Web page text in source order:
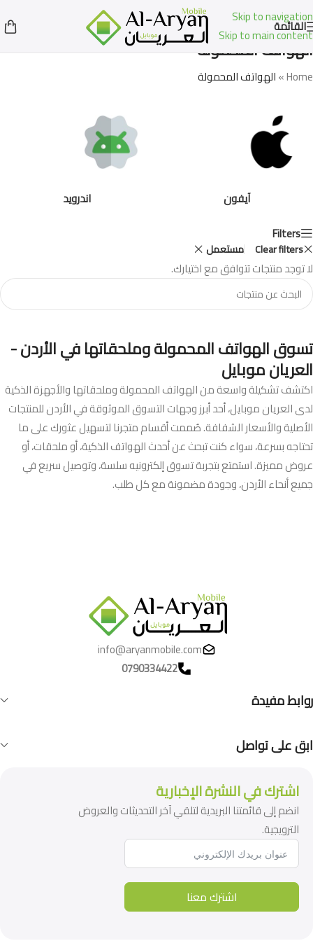
Skip to navigation
Skip to main content
القائمة
الهواتف المحمولة
Home
»الهواتف المحمولة
آيفون
اندرويد
Filters
Clear filters مستعمل
لا توجد منتجات تتوافق مع اختيارك.
تسوق الهواتف المحمولة وملحقاتها في الأردن -
العريان موبايل
اكتشف تشكيلة واسعة من الهواتف المحمولة وملحقاتها والأجهزة الذكية
لدى العريان موبايل، أحد أبرز وجهات التسوق الموثوقة في الأردن للمنتجات
الأصلية والأسعار الشفافة. صُممت أقسام متجرنا لتسهيل عثورك على ما
تحتاجه بسرعة، سواء كنت تبحث عن أحدث الهواتف الذكية، أو ملحقات، أو
عروض مميزة. استمتع بتجربة تسوق إلكترونيه سلسة، وتوصيل سريع في
جميع أنحاء الأردن، وجودة مضمونة مع كل طلب.
info@aryanmobile.com
0790334422
روابط مفيدة
ابق على تواصل
اشترك في النشرة الإخبارية
انضم إلى قائمتنا البريدية لتلقي آخر التحديثات والعروض
الترويجية.
اشترك معنا